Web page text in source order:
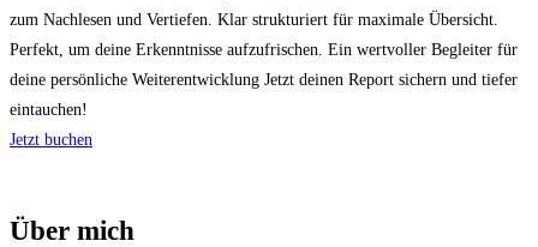
zum Nachlesen und Vertiefen. Klar strukturiert für maximale Übersicht.
Perfekt, um deine Erkenntnisse aufzufrischen. Ein wertvoller Begleiter für
deine persönliche Weiterentwicklung Jetzt deinen Report sichern und tiefer
eintauchen!
Jetzt buchen
Über mich